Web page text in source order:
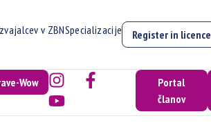
v ZBNSpecializacije Register in licence
Wow
Portal
članov